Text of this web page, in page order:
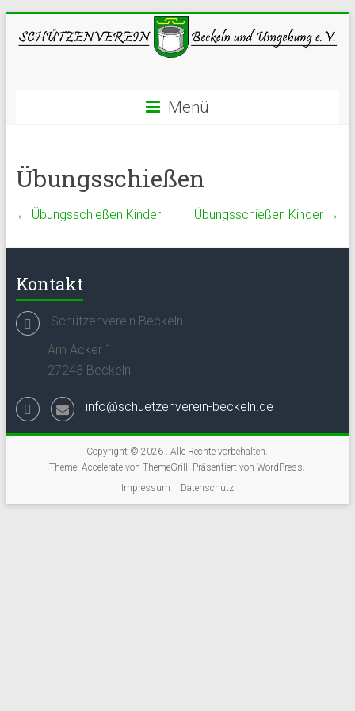
Menü
Übungsschießen
← Übungsschießen Kinder Übungsschießen Kinder →
Kontakt
Schützenverein Beckeln
Am Acker 1
27243 Beckeln
info@schuetzenverein-beckeln.de
Copyright © 2026
. Alle Rechte vorbehalten.
Theme:Accelerate von ThemeGrill. Präsentiert vonWordPress
Impressum
Datenschutz